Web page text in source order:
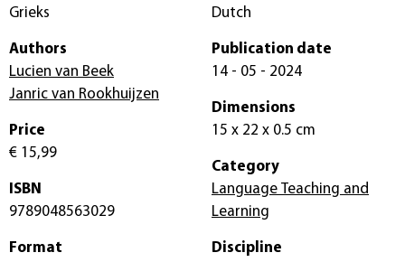
Grieks
Authors
Lucien van Beek
Janric van Rookhuijzen
Price
€ 15,99
ISBN
9789048563029
Format
Dutch
Publication date
14 - 05 - 2024
Dimensions
15 x 22 x 0.5 cm
Category
Language Teaching and
Learning
Discipline